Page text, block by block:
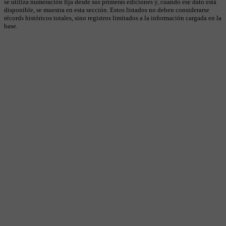
se utiliza numeración fija desde sus primeras ediciones y, cuando ese dato está
disponible, se muestra en esta sección. Estos listados no deben considerarse
récords históricos totales, sino registros limitados a la información cargada en la
base.